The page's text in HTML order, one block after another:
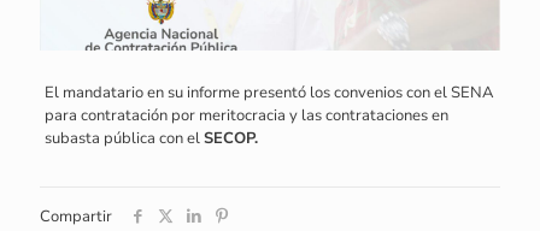
El mandatario en su informe presentó los convenios con el SENA
para contratación por meritocracia y las contrataciones en
subasta pública con elSECOP.
Compartir